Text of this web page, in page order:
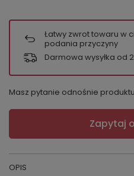
Łatwy zwrot towaru w
podania przyczyny
Darmowa wysyłka od
Masz pytanie odnośnie
Zapytaj
OPIS